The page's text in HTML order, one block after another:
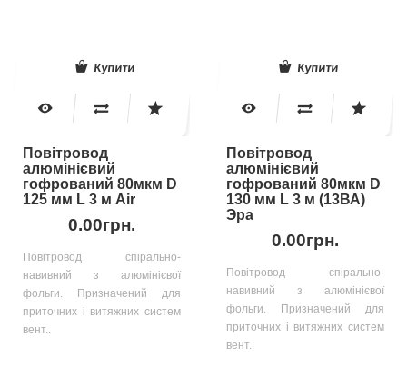
Купити
Повітровод
алюмінієвий
гофрований 80мкм D
125 мм L 3 м Air
0.00грн.
Повітровод спірально-
навивний з алюмінієвої
фольги. Призначений для
приточних і витяжних систем
вент..
Купити
Повітровод
алюмінієвий
гофрований 80мкм D
130 мм L 3 м (13ВА)
Эра
0.00грн.
Повітровод спірально-
навивний з алюмінієвої
фольги. Призначений для
приточних і витяжних систем
вент..